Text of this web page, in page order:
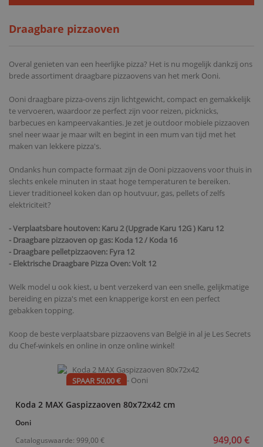
Draagbare pizzaoven
Overal genieten van een heerlijke pizza? Het is nu mogelijk dankzij ons
brede assortiment draagbare pizzaovens van het merk Ooni.
Ooni draagbare pizza-ovens zijn lichtgewicht, compact en gemakkelijk
te vervoeren, waardoor ze perfect zijn voor reizen, picknicks,
barbecues en kampeervakanties. Je zet je outdoor mobiele pizzaoven
snel neer waar je maar wilt en begint in een mum van tijd met het
maken van lekkere pizza's.
Ondanks hun compacte formaat zijn de Ooni pizzaovens voor thuis in
slechts enkele minuten in staat hoge temperaturen te bereiken.
Liever traditioneel koken dan op houtvuur, gas, pellets of zelfs
elektriciteit?
- Verplaatsbare houtoven: Karu 2 (Upgrade Karu 12G ) Karu 12
- Draagbare pizzaoven op gas: Koda 12 / Koda 16
- Draagbare pelletpizzaoven: Fyra 12
- Elektrische Draagbare Pizza Oven: Volt 12
Welk model u ook kiest, u bent verzekerd van een snelle, gelijkmatige
bereiding en pizza's met een knapperige korst en een perfect
gebakken topping.
Koop de beste verplaatsbare pizzaovens van België in al je Les Secrets
du Chef-winkels en online in onze online winkel!
SPAAR 50,00 €
Koda 2 MAX Gaspizzaoven 80x72x42 cm
Ooni
Cataloguswaarde: 999,00 € 949,00 €